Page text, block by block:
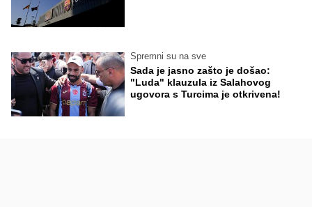
Spremni su na sve
Sada je jasno zašto je došao:
"Luda" klauzula iz Salahovog
ugovora s Turcima je otkrivena!